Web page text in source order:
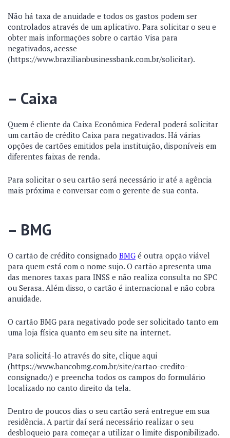
Não há taxa de anuidade e todos os gastos podem ser
controlados através de um aplicativo. Para solicitar o seu e
obter mais informações sobre o cartão Visa para
negativados, acesse
(https://www.brazilianbusinessbank.com.br/solicitar).
– Caixa
Quem é cliente da Caixa Econômica Federal poderá solicitar
um cartão de crédito Caixa para negativados. Há várias
opções de cartões emitidos pela instituição, disponíveis em
diferentes faixas de renda.
Para solicitar o seu cartão será necessário ir até a agência
mais próxima e conversar com o gerente de sua conta.
– BMG
O cartão de crédito consignado BMG é outra opção viável
para quem está com o nome sujo. O cartão apresenta uma
das menores taxas para INSS e não realiza consulta no SPC
ou Serasa. Além disso, o cartão é internacional e não cobra
anuidade.
O cartão BMG para negativado pode ser solicitado tanto em
uma loja física quanto em seu site na internet.
Para solicitá-lo através do site, clique aqui
(https://www.bancobmg.com.br/site/cartao-credito-
consignado/) e preencha todos os campos do formulário
localizado no canto direito da tela.
Dentro de poucos dias o seu cartão será entregue em sua
residência. A partir daí será necessário realizar o seu
desbloqueio para começar a utilizar o limite disponibilizado.